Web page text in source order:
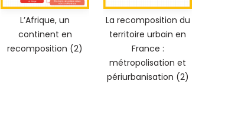
L’Afrique, un
continent en
recomposition (2)
La recomposition du
territoire urbain en
France :
métropolisation et
périurbanisation (2)